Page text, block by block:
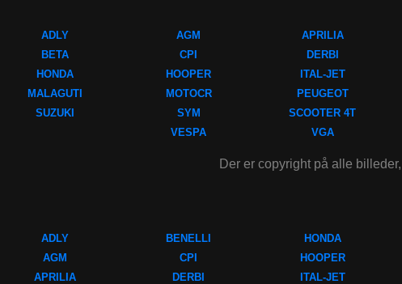
ADLY
BETA
HONDA
MALAGUTI
SUZUKI
AGM
CPI
HOOPER
MOTOCR
SYM
VESPA
APRILIA
DERBI
ITAL-JET
PEUGEOT
SCOOTER 4T
VGA
Der er copyright på alle
ADLY
AGM
APRILIA
BENELLI
CPI
DERBI
HONDA
HOOPER
ITAL-JET